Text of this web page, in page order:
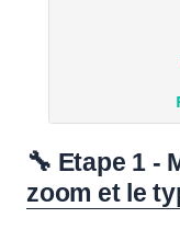
🔧 Etape 1 -
zoom et le